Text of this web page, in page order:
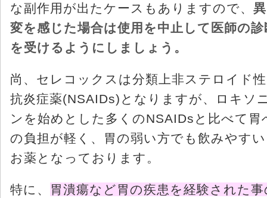
な副作用が出たケースもありますので、 異
変を感じた場合は使用を中止して医師の診
を受けるようにしましょう。
尚、セレコックスは分類上非ステロイド性
抗炎症薬(NSAIDs)となりますが、ロキソ
ンを始めとした多くのNSAIDsと比べて胃
の負担が軽く、胃の弱い方でも飲みやすい
お薬となっております。
特に、 胃潰瘍など胃の疾患を経験された事